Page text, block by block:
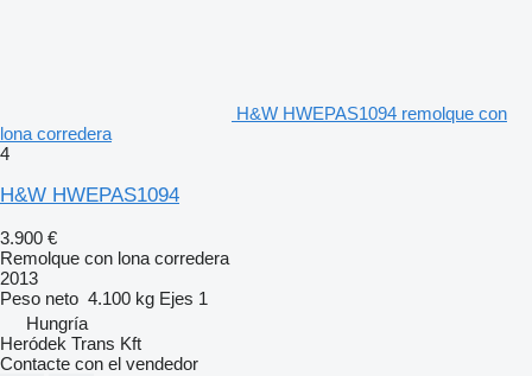
H&W HWEPAS1094 remolque con
lona corredera
4
H&W HWEPAS1094
3.900 €
Remolque con lona corredera
2013
Peso neto 4.100 kg Ejes 1
Hungría
Heródek Trans Kft
Contacte con el vendedor